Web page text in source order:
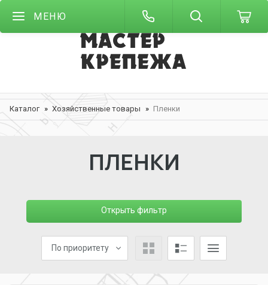
МЕНЮ
Каталог Хозяйственные товары Пленки
ПЛЕНКИ
Открыть фильтр
По приоритету